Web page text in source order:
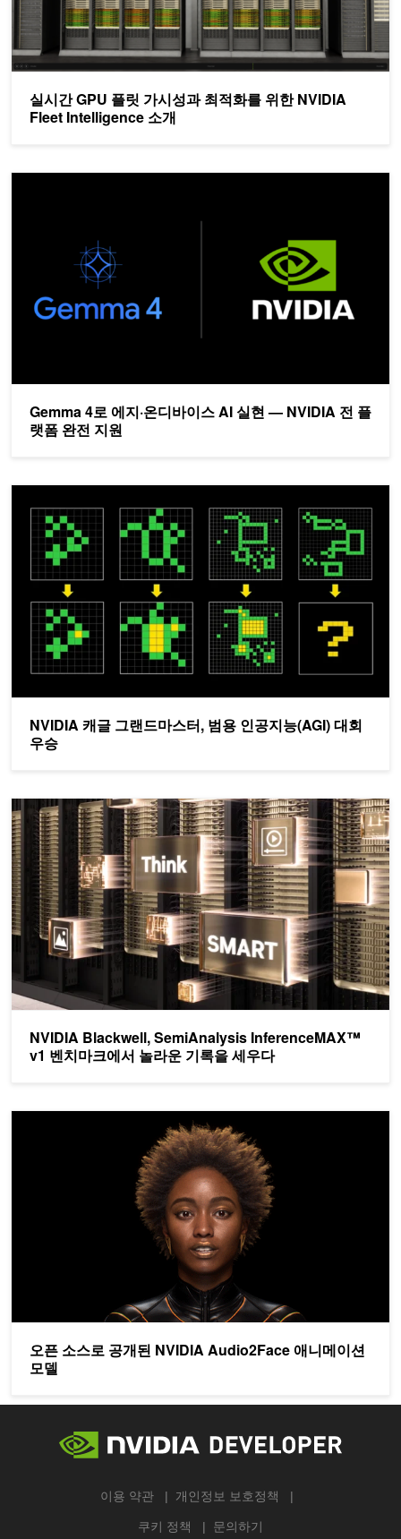
실시간 GPU 플릿 가시성과 최적화를 위한 NVIDIA
Fleet Intelligence 소개
Gemma 4로 에지·온디바이스 AI 실현 — NVIDIA 전 플
랫폼 완전 지원
NVIDIA 캐글 그랜드마스터, 범용 인공지능(AGI) 대회
우승
NVIDIA Blackwell, SemiAnalysis InferenceMAX™
v1 벤치마크에서 놀라운 기록을 세우다
NVIDIA Blackwell, SemiAnalysis InferenceMAX™ v1 벤치마크에
오픈 소스로 공개된 NVIDIA Audio2Face 애니메이션
모델
오픈 소스로 공개된 NVIDIA Audio2Face 애니메이션 모델
이용 약관 개인정보 보호정책
쿠키 정책 문의하기